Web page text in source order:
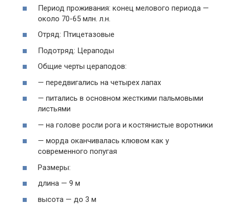
Период проживания: конец мелового периода —
около 70-65 млн. л.н.
Отряд: Птицетазовые
Подотряд: Цераподы
Общие черты цераподов:
— передвигались на четырех лапах
— питались в основном жесткими пальмовыми
листьями
— на голове росли рога и костянистые воротники
— морда оканчивалась клювом как у
современного попугая
Размеры:
длина — 9 м
высота — до 3 м